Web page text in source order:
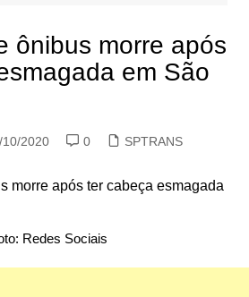
ônibus morre após
em São
10/2020 0 SPTRANS
Redes Sociais